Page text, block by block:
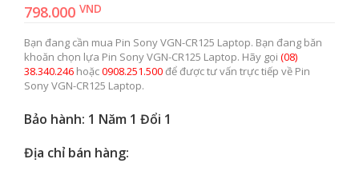
798.000 VND
Bạn đang cần mua Pin Sony VGN-CR125 Laptop. Bạn đang băn
khoăn chọn lựa Pin Sony VGN-CR125 Laptop. Hãy gọi (08)
38.340.246 hoặc0908.251.500để được tư vấn trực tiếp về Pin
Sony VGN-CR125 Laptop.
Bảo hành: 1 Năm 1 Đổi 1
Địa chỉ bán hàng: